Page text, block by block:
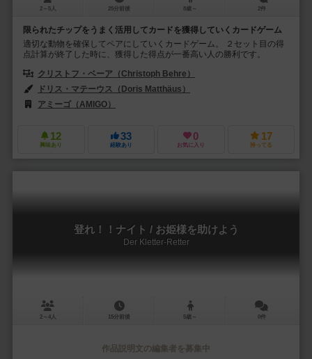
2～5人 25分前後 8歳～ 2件
限られたチップをうまく活用してカードを獲得していくカードゲーム
適切な動物を確保してペアにしていくカードゲーム。 ２セット目の得
点計算が終了した時に、獲得した得点が一番高い人の勝利です。
クリストフ・ベーア（Christoph Behre）
ドリス・マテーウス（Doris Matthäus）
アミーゴ（AMIGO）
12
興味あり
33
経験あり
0
お気に入り
17
持ってる
登れ！！ナイト / お姫様を助けよう
Der Kletter-Retter
2～4人 15分前後 5歳～ 0件
作品説明文の編集者を募集中